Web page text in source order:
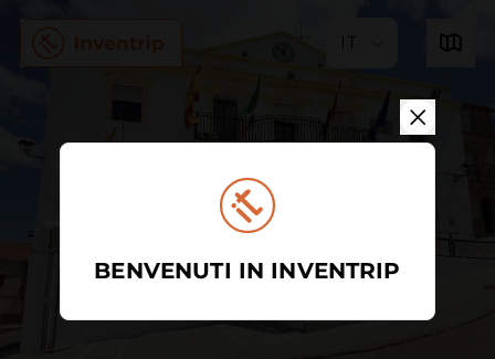
IT
BENVENUTI IN INVENTRIP